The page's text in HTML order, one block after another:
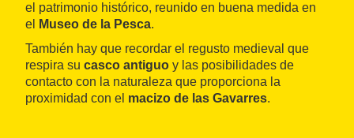
el patrimonio histórico, reunido en buena medida en
el
Museo de la Pesca.
También hay que recordar el regusto medieval que
respira su casco antiguo y las posibilidades de
contacto con la naturaleza que proporciona la
proximidad con el macizo de las Gavarres.